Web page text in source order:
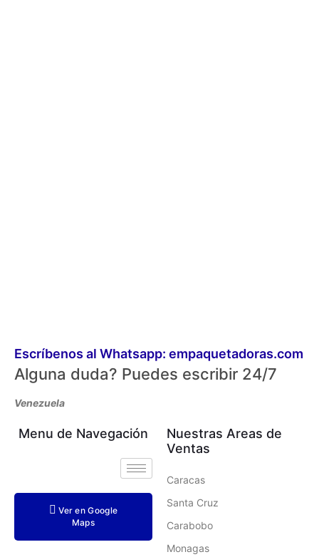
Escríbenos al Whatsapp: empaquetadoras.com
Alguna duda? Puedes escribir 24/7
Venezuela
Menu de Navegación
Ver en Google
Maps
Nuestras Areas de
Ventas
Caracas
Santa Cruz
Carabobo
Monagas